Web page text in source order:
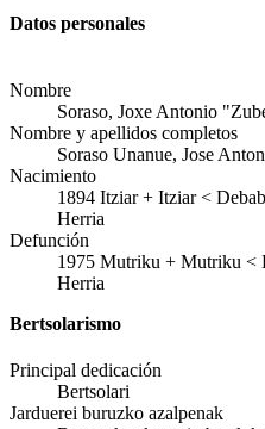
Datos personales
Nombre
Soraso, Joxe Antonio
Nombre y apellidos completos
Soraso Unanue, Jose
Nacimiento
1894 Itziar+ Itziar <
Herria
Defunción
1975 Mutriku + Mutriku <
Herria
Bertsolarismo
Principal dedicación
Bertsolari
Jarduerei buruzko azalpenak